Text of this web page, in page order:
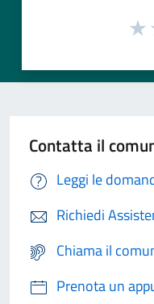
Contatta il
Leggi le
Richiedi
Chiama il
Prenota un